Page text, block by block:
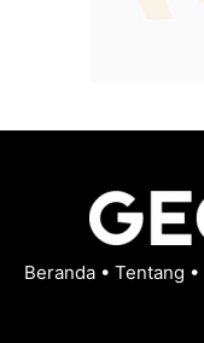
Beranda • Tentang •